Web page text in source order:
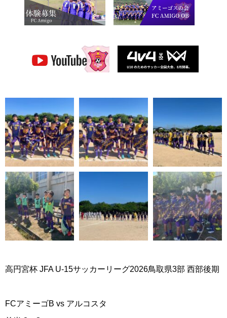
高円宮杯 JFA U-15サッカーリーグ2026鳥取県3部 西部後期
FCアミーゴB vs アルコスタ